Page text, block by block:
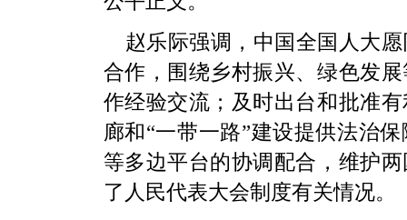
赵乐际强调，中国全国人大
合作，围绕乡村振兴、绿色发
作经验交流；及时出台和批准
廊和“一带一路”建设提供法治
等多边平台的协调配合，维护
了人民代表大会制度有关情况。